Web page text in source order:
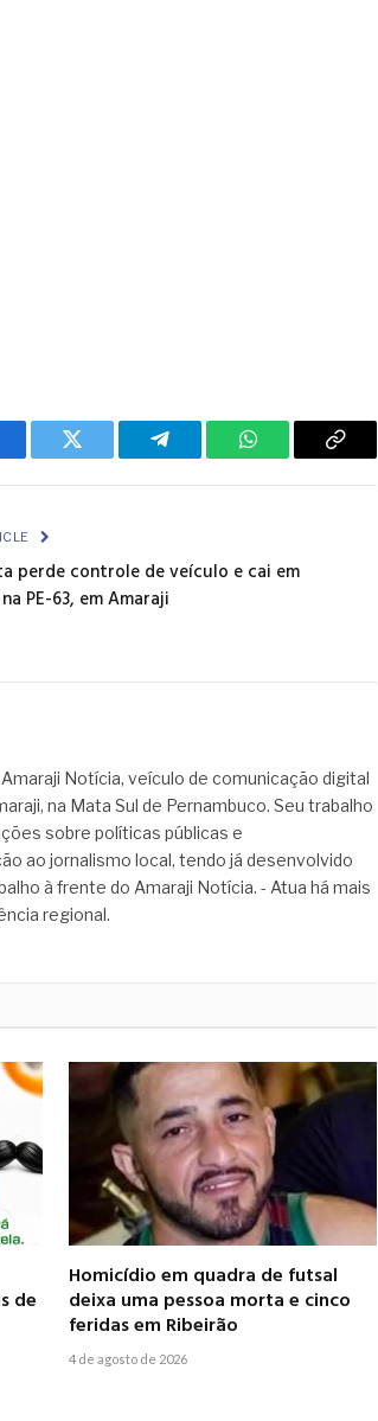
Twitter Telegram WhatsAppCopy
perde controle de veículo e cai em
PE-63, em Amaraji
Notícia, veículo de comunicação digital
na Mata Sul de Pernambuco. Seu trabalho
sobre políticas públicas e
ao jornalismo local, tendo já desenvolvido
à frente do Amaraji Notícia. - Atua há mais
regional.
de
Homicídio em quadra de futsal
deixa uma pessoa morta e cinco
feridas em Ribeirão
4 de agosto de 2026